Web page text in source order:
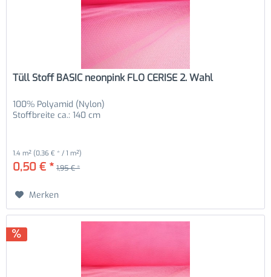
Tüll Stoff BASIC neonpink FLO CERISE 2. Wahl
100% Polyamid (Nylon)
Stoffbreite ca.: 140 cm
1.4 m² (0,36 € * / 1 m²)
0,50 € * 1,95 € *
Merken